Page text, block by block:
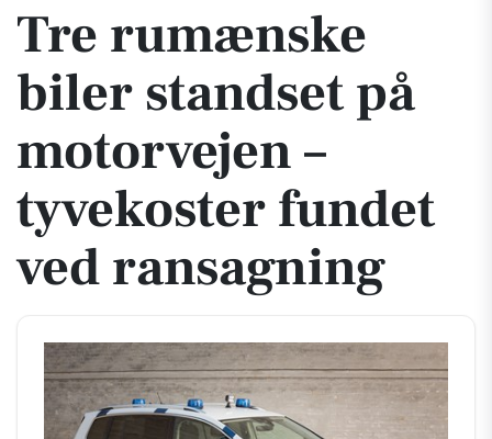
Tre rumænske
biler standset på
motorvejen –
tyvekoster fundet
ved ransagning